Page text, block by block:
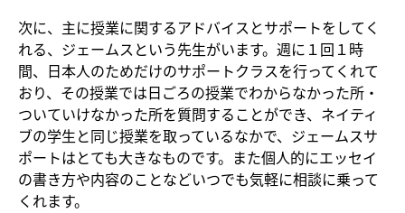
次に、主に授業に関するアドバイスとサポートをしてく
れる、ジェームスという先生がいます。週に１回１時
間、日本人のためだけのサポートクラスを行ってくれて
おり、その授業では日ごろの授業でわからなかった所・
ついていけなかった所を質問することができ、ネイティ
ブの学生と同じ授業を取っているなかで、ジェームスサ
ポートはとても大きなものです。また個人的にエッセイ
の書き方や内容のことなどいつでも気軽に相談に乗って
くれます。